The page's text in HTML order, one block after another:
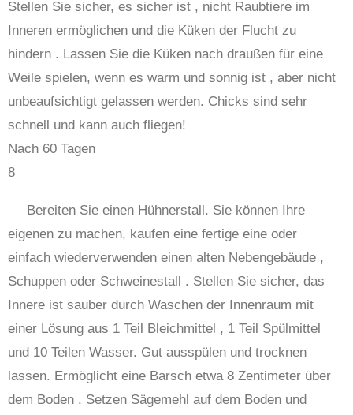
Stellen Sie sicher, es sicher ist , nicht Raubtiere im
Inneren ermöglichen und die Küken der Flucht zu
hindern . Lassen Sie die Küken nach draußen für eine
Weile spielen, wenn es warm und sonnig ist , aber nicht
unbeaufsichtigt gelassen werden. Chicks sind sehr
schnell und kann auch fliegen!
Nach 60 Tagen
8
Bereiten Sie einen Hühnerstall. Sie können Ihre
eigenen zu machen, kaufen eine fertige eine oder
einfach wiederverwenden einen alten Nebengebäude ,
Schuppen oder Schweinestall . Stellen Sie sicher, das
Innere ist sauber durch Waschen der Innenraum mit
einer Lösung aus 1 Teil Bleichmittel , 1 Teil Spülmittel
und 10 Teilen Wasser. Gut ausspülen und trocknen
lassen. Ermöglicht eine Barsch etwa 8 Zentimeter über
dem Boden . Setzen Sägemehl auf dem Boden und